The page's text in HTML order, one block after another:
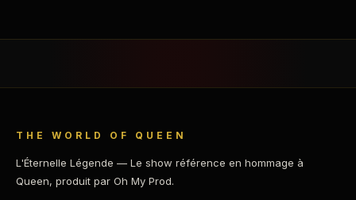
THE WORLD OF QUEEN
L'Éternelle Légende — Le show référence en hommage à
Queen, produit par Oh My Prod.